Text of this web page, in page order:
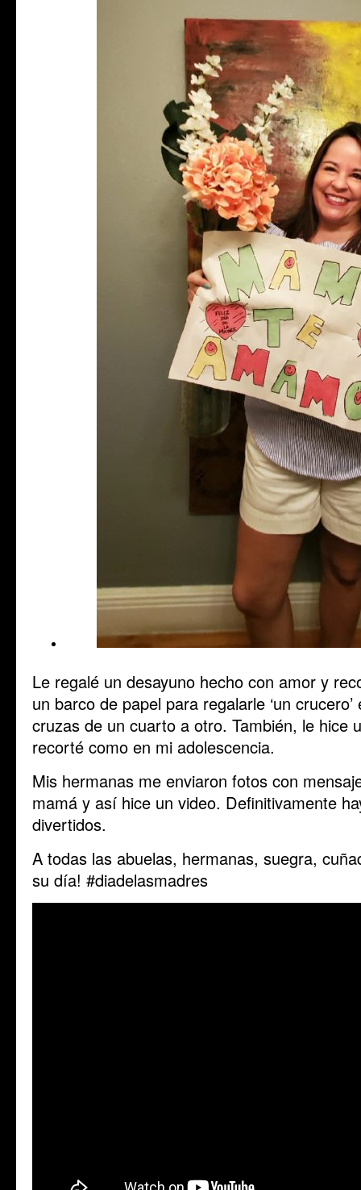
Le regalé un desayuno hecho con amor y
un barco de papel para regalarle ‘un
cruzas de un cuarto a otro. También, le hice
recorté como en mi adolescencia.
Mis hermanas me enviaron fotos con
mamá y así hice un video. Definitivamente
divertidos.
A todas las abuelas, hermanas, suegra,
su día! #diadelasmadres